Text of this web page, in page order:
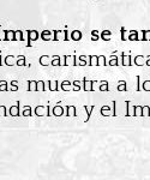
se
muestra a
y el